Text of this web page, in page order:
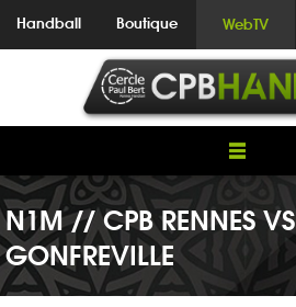
Handball Boutique WebTV
N1M // CPB RENNES VS
GONFREVILLE